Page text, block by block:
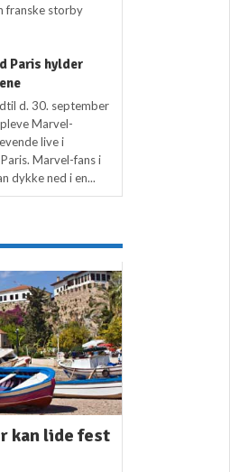
franske storby
Paris hylder
d. 30. september
Marvel-
live i
Marvel-fans i
dykke ned i en...
kan lide fest